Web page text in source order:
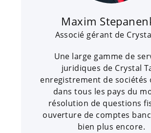
Maxim
Associé gérant de
Une large gamme de
juridiques de Crystal
enregistrement de sociétés
dans tous les pays du
résolution de questions
ouverture de comptes
bien plus encore.